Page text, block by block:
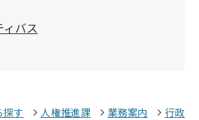
バス
探す 人権推進課 業務案内
行政